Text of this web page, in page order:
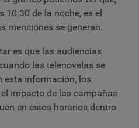
10:30 de la noche, es el
menciones se generan.
es que las audiencias
las telenovelas se
esta información, los
impacto de las campañas
en estos horarios dentro